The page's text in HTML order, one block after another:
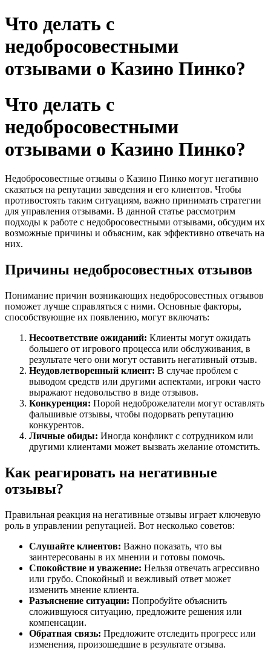
Что делать с
недобросовестными
отзывами о Казино Пинко?
Что делать с
недобросовестными
отзывами о Казино Пинко?
Недобросовестные отзывы о Казино Пинко могут негативно
сказаться на репутации заведения и его клиентов. Чтобы
противостоять таким ситуациям, важно принимать стратегии
для управления отзывами. В данной статье рассмотрим
подходы к работе с недобросовестными отзывами, обсудим их
возможные причины и объясним, как эффективно отвечать на
них.
Причины недобросовестных отзывов
Понимание причин возникающих недобросовестных отзывов
поможет лучше справляться с ними. Основные факторы,
способствующие их появлению, могут включать:
Несоответствие ожиданий: Клиенты могут ожидать
большего от игрового процесса или обслуживания, в
результате чего они могут оставить негативный отзыв.
Неудовлетворенный клиент: В случае проблем с
выводом средств или другими аспектами, игроки часто
выражают недовольство в виде отзывов.
Конкуренция: Порой недоброжелатели могут оставлять
фальшивые отзывы, чтобы подорвать репутацию
конкурентов.
Личные обиды: Иногда конфликт с сотрудником или
другими клиентами может вызвать желание отомстить.
Как реагировать на негативные
отзывы?
Правильная реакция на негативные отзывы играет ключевую
роль в управлении репутацией. Вот несколько советов:
Слушайте клиентов: Важно показать, что вы
заинтересованы в их мнении и готовы помочь.
Спокойствие и уважение: Нельзя отвечать агрессивно
или грубо. Спокойный и вежливый ответ может
изменить мнение клиента.
Разъяснение ситуации: Попробуйте объяснить
сложившуюся ситуацию, предложите решения или
компенсации.
Обратная связь: Предложите отследить прогресс или
изменения, произошедшие в результате отзыва.